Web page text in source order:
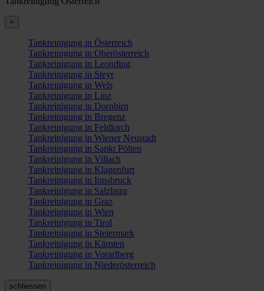
×
Tankreinigung in Österreich
Tankreinigung in Oberösterreich
Tankreinigung in Leonding
Tankreinigung in Steyr
Tankreinigung in Wels
Tankreinigung in Linz
Tankreinigung in Dornbirn
Tankreinigung in Bregenz
Tankreinigung in Feldkirch
Tankreinigung in Wiener Neustadt
Tankreinigung in Sankt Pölten
Tankreinigung in Villach
Tankreinigung in Klagenfurt
Tankreinigung in Innsbruck
Tankreinigung in Salzburg
Tankreinigung in Graz
Tankreinigung in Wien
Tankreinigung in Tirol
Tankreinigung in Steiermark
Tankreinigung in Kärnten
Tankreinigung in Vorarlberg
Tankreinigung in Niederösterreich
schliessen